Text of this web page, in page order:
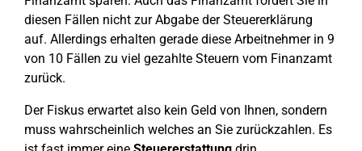
diesen Fällen nicht zur Abgabe der Steuererklärung
auf. Allerdings erhalten gerade diese Arbeitnehmer in 9
von 10 Fällen zu viel gezahlte Steuern vom Finanzamt
zurück.
Der Fiskus erwartet also kein Geld von Ihnen, sondern
muss wahrscheinlich welches an Sie zurückzahlen. Es